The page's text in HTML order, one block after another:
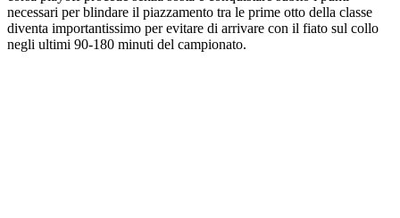
necessari per blindare il piazzamento tra le prime otto della classe
diventa importantissimo per evitare di arrivare con il fiato sul collo
negli ultimi 90-180 minuti del campionato.